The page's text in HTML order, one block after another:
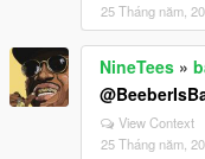
25 Tháng năm,
NineTees »
View Context
25 Tháng năm,